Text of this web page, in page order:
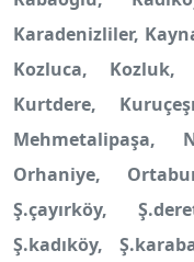
Karadenizliler,
Kozluca, Kozluk,
Kurtdere,
Mehmetalipaşa,
Orhaniye,
Ş.çayırköy,
Ş.kadıköy,